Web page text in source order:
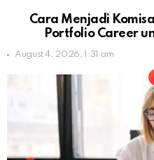
Cara Menjadi
Portfolio Career
August 4, 2026, 1:31 am